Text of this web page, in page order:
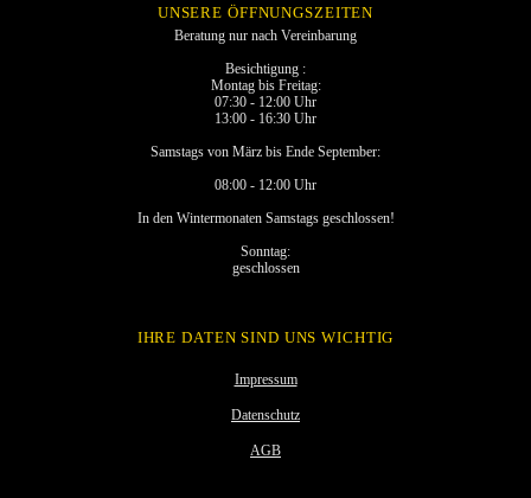
UNSERE ÖFFNUNGSZEITEN
Beratung nur nach Vereinbarung
Besichtigung :
Montag bis Freitag:
07:30 - 12:00 Uhr
13:00 - 16:30 Uhr
Samstags von März bis Ende September:
08:00 - 12:00 Uhr
In den Wintermonaten Samstags geschlossen!
Sonntag:
geschlossen
IHRE DATEN SIND UNS WICHTIG
Impressum
Datenschutz
AGB